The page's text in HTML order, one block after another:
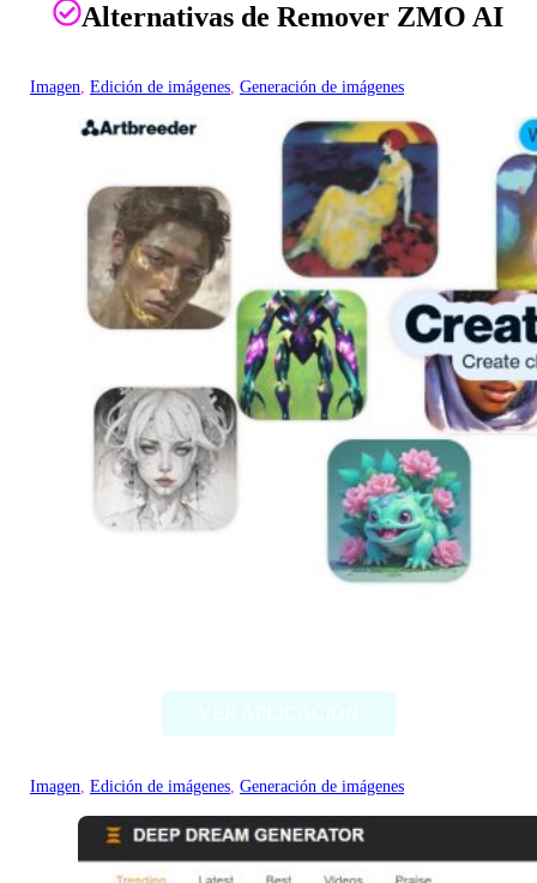
Alternativas de Remover ZMO AI
Imagen, Edición de imágenes, Generación de imágenes
Imagen, Edición de imágenes, Generación de imágenes